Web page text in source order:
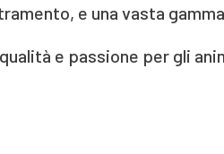
e una vasta
e passione per gli